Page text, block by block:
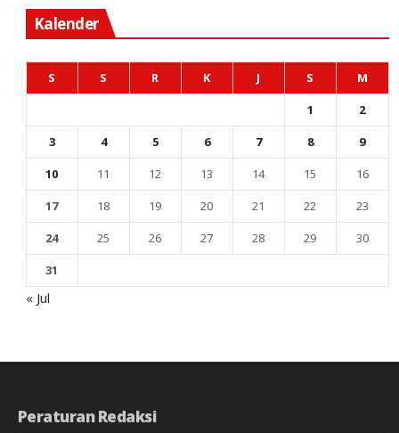
Kalender
S S R K J S
M
1
2
3
4 5 6 7 8
9
10
11 12 13 14 15
16
17
18 19 20 21 22
23
24
25 26 27 28 29
30
31
« Jul
Peraturan Redaksi